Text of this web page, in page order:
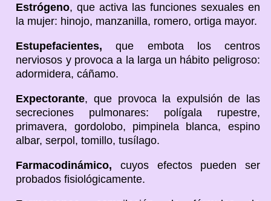
Estrógeno, que activa las funciones sexuales en
la mujer: hinojo, manzanilla, romero, ortiga mayor.
Estupefacientes,que embota los centros
nerviosos y provoca a la larga un hábito peligroso:
adormidera, cáñamo.
Expectorante, que provoca la expulsión de las
secreciones pulmonares: polígala rupestre,
primavera, gordolobo, pimpinela blanca, espino
albar, serpol, tomillo, tusílago.
Farmacodinámico, cuyos efectos pueden ser
probados fisiológicamente.